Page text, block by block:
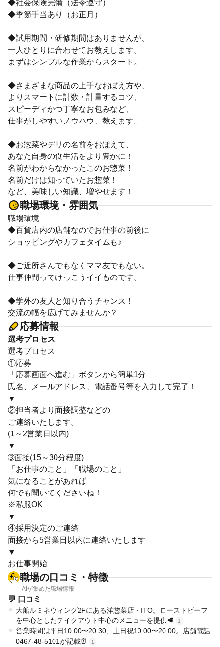
◆社会保険完備（法令遵守）
◆季節手当あり（お正月）
◆試用期間・研修期間はありませんが、
一人ひとりに合わせてお教えします。
まずはシンプルな作業からスタート。
◆さまざまな商品の上手なおぼえ方や、
よりスマートに計数・計量するコツ、
スピーディかつ丁寧なお包みなど、
仕事がしやすいノウハウ、教えます。
◆お惣菜やデリの名前をおぼえて、
あなた自身の食生活をより豊かに！
名前がわからなかったこのお惣菜！
名前だけは知っていたお惣菜！
など、美味しい知識、増やせます！
職場環境・雰囲気
職場環境
◆百貨店内の店舗なのでお仕事の前後に
ショッピングやカフェタイムも♪
◆ご近所さんでもなくママ友でもない。
仕事仲間ってけっこうイイものです。
◆学外の友人と知り合うチャンス！
交流の幅を広げてみませんか？
応募情報
選考プロセス
選考プロセス
①応募
「応募画面へ進む」ボタンから簡単1分
氏名、メールアドレス、電話番号等を入力して完了！
▼
②担当者より面接調整などの
ご連絡いたします。
(1～2営業日以内)
▼
➂面接(15～30分程度)
「お仕事のこと」「職場のこと」
気になることがあれば
何でも聞いてくださいね！
※私服OK
▼
④採用決定のご連絡
面接から5営業日以内に連絡いたします
▼
お仕事開始
職場の口コミ・特徴
AIが集めた職場情報
💬 口コミ
大船ルミネウィング2Fにある洋惣菜店・ITO。ローストビーフ
を中心としたテイクアウト中心のメニューを提供🥩
1
営業時間は平日10:00〜20:30、土日祝10:00〜20:00。店舗電話
0467-48-5101が記載⏰
1